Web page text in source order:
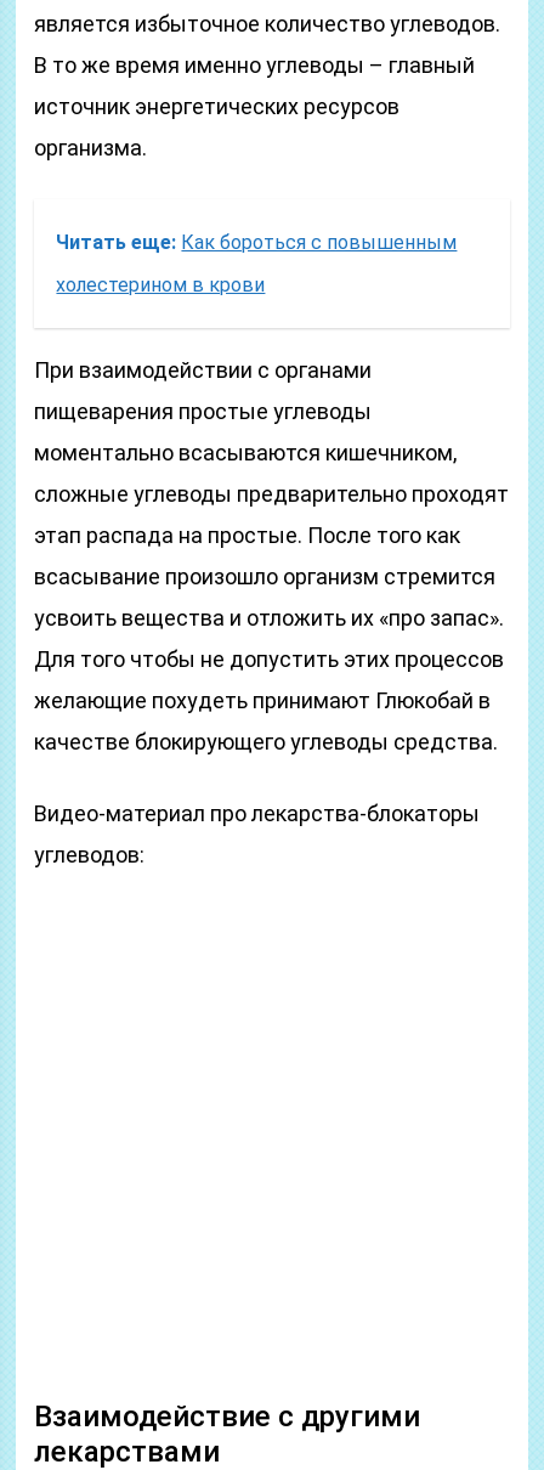
является избыточное количество углеводов.
В то же время именно углеводы – главный
источник энергетических ресурсов
организма.
Читать еще: Как бороться с повышенным
холестерином в крови
При взаимодействии с органами
пищеварения простые углеводы
моментально всасываются кишечником,
сложные углеводы предварительно проходят
этап распада на простые. После того как
всасывание произошло организм стремится
усвоить вещества и отложить их «про запас».
Для того чтобы не допустить этих процессов
желающие похудеть принимают Глюкобай в
качестве блокирующего углеводы средства.
Видео-материал про лекарства-блокаторы
углеводов:
Взаимодействие с другими
лекарствами